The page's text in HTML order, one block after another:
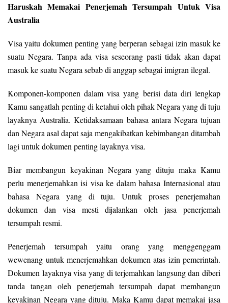
Haruskah Memakai Penerjemah Tersumpah Untuk Visa
Australia
Visa yaitu dokumen penting yang berperan sebagai izin masuk ke
suatu Negara. Tanpa ada visa seseorang pasti tidak akan dapat
masuk ke suatu Negara sebab di anggap sebagai imigran ilegal.
Komponen-komponen dalam visa yang berisi data diri lengkap
Kamu sangatlah penting di ketahui oleh pihak Negara yang di tuju
layaknya Australia. Ketidaksamaan bahasa antara Negara tujuan
dan Negara asal dapat saja mengakibatkan kebimbangan ditambah
lagi untuk dokumen penting layaknya visa.
Biar membangun keyakinan Negara yang dituju maka Kamu
perlu menerjemahkan isi visa ke dalam bahasa Internasional atau
bahasa Negara yang di tuju. Untuk proses penerjemahan
dokumen dan visa mesti dijalankan oleh jasa penerjemah
tersumpah resmi.
Penerjemah tersumpah yaitu orang yang menggenggam
wewenang untuk menerjemahkan dokumen atas izin pemerintah.
Dokumen layaknya visa yang di terjemahkan langsung dan diberi
tanda tangan oleh penerjemah tersumpah dapat membangun
keyakinan Negara yang dituju. Maka Kamu dapat memakai jasa